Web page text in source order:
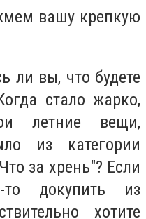
вашу крепкую
ли вы, что будете
стало жарко,
летние вещи,
из категории
за хрень"? Если
докупить из
хотите